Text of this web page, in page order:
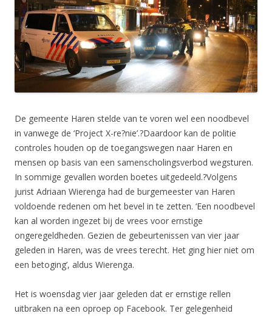
De gemeente Haren stelde van te voren wel een noodbevel
in vanwege de ‘Project X-re?nie’.?Daardoor kan de politie
controles houden op de toegangswegen naar Haren en
mensen op basis van een samenscholingsverbod wegsturen.
In sommige gevallen worden boetes uitgedeeld.?Volgens
jurist Adriaan Wierenga had de burgemeester van Haren
voldoende redenen om het bevel in te zetten. ‘Een noodbevel
kan al worden ingezet bij de vrees voor ernstige
ongeregeldheden. Gezien de gebeurtenissen van vier jaar
geleden in Haren, was de vrees terecht. Het ging hier niet om
een betoging’, aldus Wierenga.
Het is woensdag vier jaar geleden dat er ernstige rellen
uitbraken na een oproep op Facebook. Ter gelegenheid